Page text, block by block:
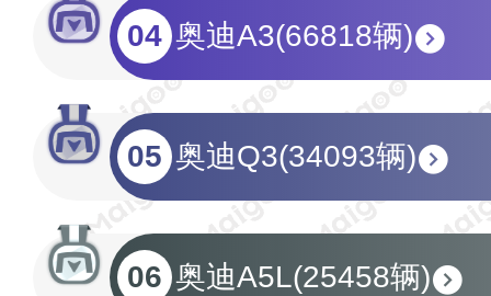
04 奥迪A3(66818辆)
05 奥迪Q3(34093辆)
06 奥迪A5L(25458辆)